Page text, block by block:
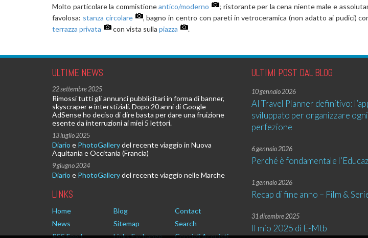
Molto particolare la commistioneantico/moderno
; ristorante per la cena niente male e
favolosa: stanza circolare , bagno in centro con pareti in vetroceramica (non adatto ai pudici)
terrazza privata
con vista sulla piazza .
ULTIME NEWS
22 settembre 2025
Rimossi tutti gli annunci pubblicitari in forma di banner,
skyscraper e interstiziali. Dopo 20 anni di Google
AdSense ho deciso di dire basta per dare una fruizione
esente da interruzioni ai miei 5 lettori.
13 luglio 2025
Diario e PhotoGallerydel recente viaggio in Nuova
Aquitania e Occitania (Francia)
9 giugno 2024
Diario e PhotoGallerydel recente viaggio nelle Marche
LINKS
Home Blog
Contact
News
Sitemap
Search
RSS Feed
Links Exchange Consigli Acquisti
ULTIMI POST DAL BLOG
10 gennaio 2026
AI Travel Planner definitivo:
sviluppato per organizzare
perfezione
6 gennaio 2026
Perché è fondamentale
1 gennaio 2026
Recap di fine anno – Film &
31 dicembre 2025
Il mio 2025 di E-Mtb